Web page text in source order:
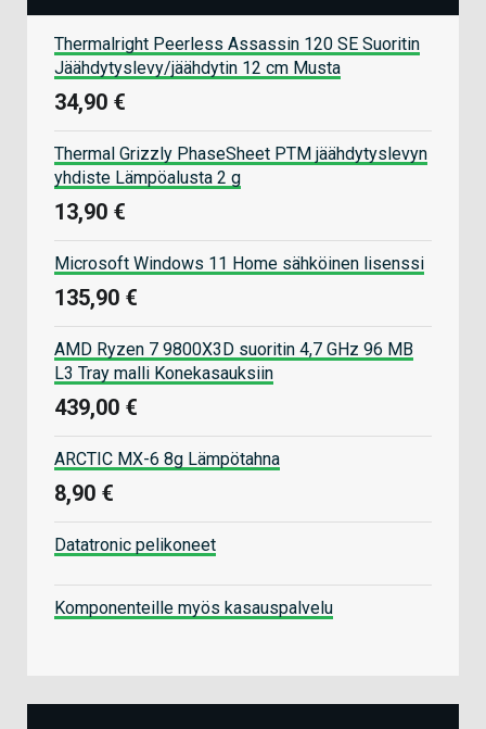
Thermalright Peerless Assassin 120 SE Suoritin
Jäähdytyslevy/jäähdytin 12 cm Musta
34,90 €
Thermal Grizzly PhaseSheet PTM jäähdytyslevyn
yhdiste Lämpöalusta 2 g
13,90 €
Microsoft Windows 11 Home sähköinen lisenssi
135,90 €
AMD Ryzen 7 9800X3D suoritin 4,7 GHz 96 MB
L3 Tray malli Konekasauksiin
439,00 €
ARCTIC MX-6 8g Lämpötahna
8,90 €
Datatronic pelikoneet
Komponenteille myös kasauspalvelu